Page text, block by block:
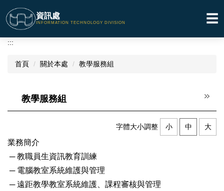
到
主
要
資訊處
INFORMATION TECHNOLOGY DIVISION ☰
:::
首頁 關於本處 教學服務組
教學服務組
字體大小調整 小 中 大
業務簡介
─ 教職員生資訊教育訓練
─ 電腦教室系統維護與管理
─ 遠距教學教室系統維護、課程審核與管理